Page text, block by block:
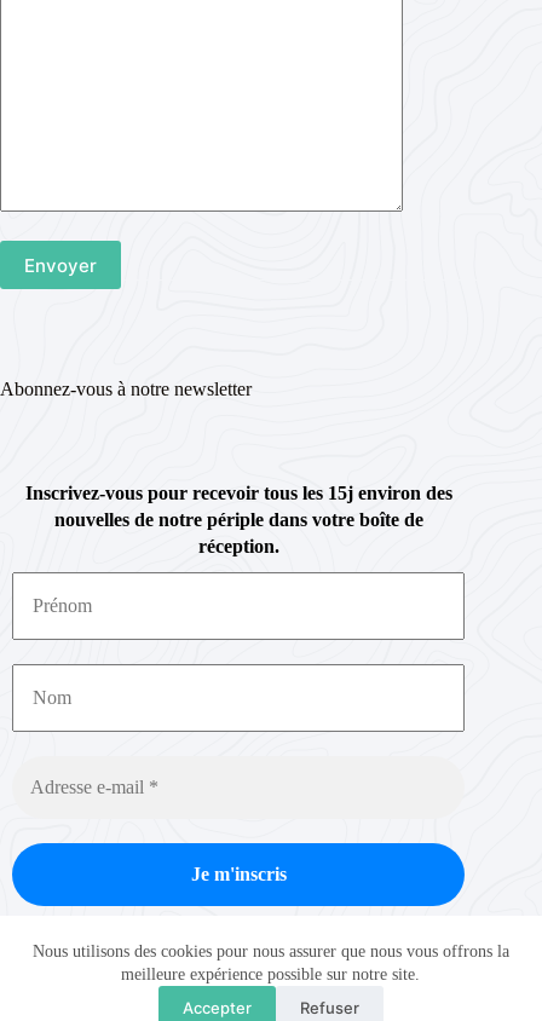
Nous utilisons des cookies pour nous assurer que nous vous offrons la
meilleure expérience possible sur notre site.
Accepter Refuser
Abonnez-vous à notre newsletter
Inscrivez-vous pour recevoir tous les 15j environ des
nouvelles de notre périple dans votre boîte de
réception.
Nous ne spammons pas ! Consultez notre
confidentialitépour plus d’informations.